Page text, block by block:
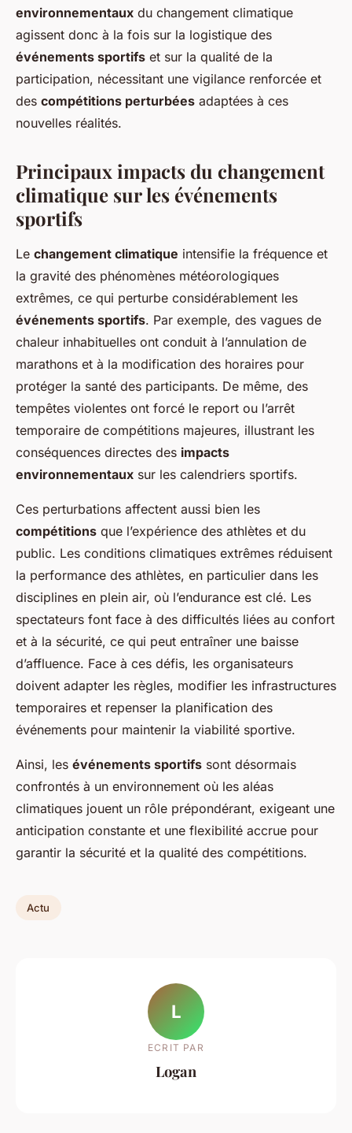
environnementaux du changement climatique
agissent donc à la fois sur la logistique des
événements sportifs et sur la qualité de la
participation, nécessitant une vigilance renforcée et
des compétitions perturbées adaptées à ces
nouvelles réalités.
Principaux impacts du changement
climatique sur les événements
sportifs
Le changement climatique intensifie la fréquence et
la gravité des phénomènes météorologiques
extrêmes, ce qui perturbe considérablement les
événements sportifs. Par exemple, des vagues de
chaleur inhabituelles ont conduit à l’annulation de
marathons et à la modification des horaires pour
protéger la santé des participants. De même, des
tempêtes violentes ont forcé le report ou l’arrêt
temporaire de compétitions majeures, illustrant les
conséquences directes des impacts
environnementaux sur les calendriers sportifs.
Ces perturbations affectent aussi bien les
compétitions que l’expérience des athlètes et du
public. Les conditions climatiques extrêmes réduisent
la performance des athlètes, en particulier dans les
disciplines en plein air, où l’endurance est clé. Les
spectateurs font face à des difficultés liées au confort
et à la sécurité, ce qui peut entraîner une baisse
d’affluence. Face à ces défis, les organisateurs
doivent adapter les règles, modifier les infrastructures
temporaires et repenser la planification des
événements pour maintenir la viabilité sportive.
Ainsi, les événements sportifs sont désormais
confrontés à un environnement où les aléas
climatiques jouent un rôle prépondérant, exigeant une
anticipation constante et une flexibilité accrue pour
garantir la sécurité et la qualité des compétitions.
Actu
L
ECRIT PAR
Logan